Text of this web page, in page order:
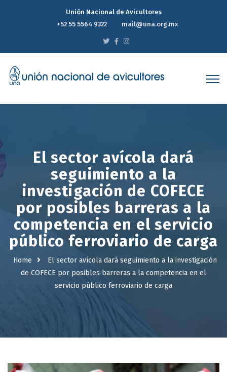
Unión Nacional de Avicultores
+52 55 5564 9322
mail@una.org.mx
El sector avícola dará
seguimiento a la
investigación de COFECE
por posibles barreras a la
competencia en el servicio
público ferroviario de carga
Home
El sector avícola dará seguimiento a la investigación
de COFECE por posibles barreras a la competencia en el
servicio público ferroviario de carga